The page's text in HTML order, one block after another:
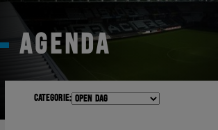
AGENDA
Categorie: